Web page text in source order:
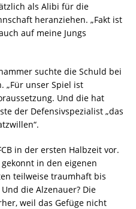
als Alibi für die
heranziehen. „Fakt ist
auf meine Jungs
suchte die Schuld bei
„Für unser Spiel ist
Und die hat
der Defensivspezialist „das
in der ersten Halbzeit vor.
in den eigenen
teilweise traumhaft bis
die Alzenauer? Die
weil das Gefüge nicht